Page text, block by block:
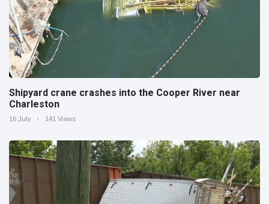
Shipyard crane crashes into the Cooper River near
Charleston
16 July 141 Views